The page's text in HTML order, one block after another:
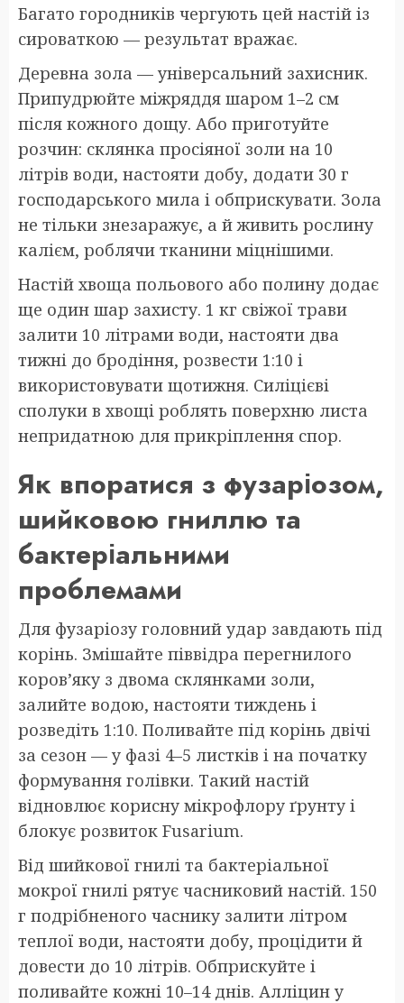
Багато городників чергують цей настій із
сироваткою — результат вражає.
Деревна зола — універсальний захисник.
Припудрюйте міжряддя шаром 1–2 см
після кожного дощу. Або приготуйте
розчин: склянка просіяної золи на 10
літрів води, настояти добу, додати 30 г
господарського мила і обприскувати. Зола
не тільки знезаражує, а й живить рослину
калієм, роблячи тканини міцнішими.
Настій хвоща польового або полину додає
ще один шар захисту. 1 кг свіжої трави
залити 10 літрами води, настояти два
тижні до бродіння, розвести 1:10 і
використовувати щотижня. Силіцієві
сполуки в хвощі роблять поверхню листа
непридатною для прикріплення спор.
Як впоратися з фузаріозом,
шийковою гниллю та
бактеріальними
проблемами
Для фузаріозу головний удар завдають під
корінь. Змішайте піввідра перегнилого
коров’яку з двома склянками золи,
залийте водою, настояти тиждень і
розведіть 1:10. Поливайте під корінь двічі
за сезон — у фазі 4–5 листків і на початку
формування голівки. Такий настій
відновлює корисну мікрофлору ґрунту і
блокує розвиток Fusarium.
Від шийкової гнилі та бактеріальної
мокрої гнилі рятує часниковий настій. 150
г подрібненого часнику залити літром
теплої води, настояти добу, процідити й
довести до 10 літрів. Обприскуйте і
поливайте кожні 10–14 днів. Алліцин у